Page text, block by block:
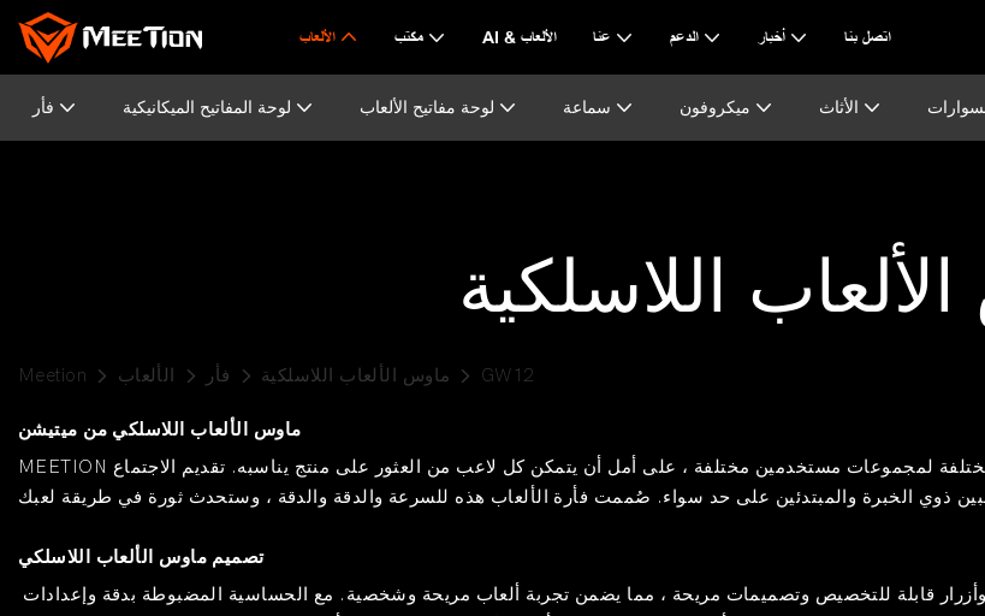
الألعاب مكتب AI & الألعاب عنا الدعم أخبار اتصل بنا
فأر لوحة المفاتيح الميكانيكية لوحة مفاتيح الألعاب سماعة ميكروفون الأثاث
اللاسلكية
Meetion الألعاب فأر ماوس الألعاب اللاسلكية GW12
ماوس الألعاب اللاسلكي من ميتيشن
MEETION لمجموعات مستخدمين مختلفة ، على أمل أن يتمكن كل لاعب من العثور على منتج يناسبه. تقديم الاجتماع
تصميم ماوس الألعاب اللاسلكي